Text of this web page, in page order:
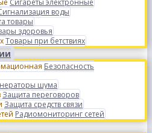
Сигареты электронные
воды
товары
здоровья
Товары при бетствиях
Безопасность
шума
Защита переговоров
Защита средств связи
Радиомониторинг сетей